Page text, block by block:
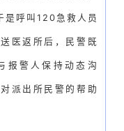
是呼叫120急救人员
医返所后，民警既
报警人保持动态沟
派出所民警的帮助